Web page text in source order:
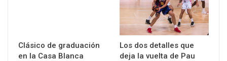
Clásico de graduación
en la Casa Blanca
Los dos detalles que
deja la vuelta de Pau